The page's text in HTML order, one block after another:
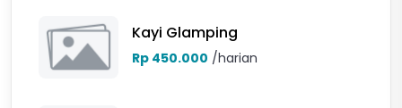
Kayi Glamping
Rp 450.000 /harian